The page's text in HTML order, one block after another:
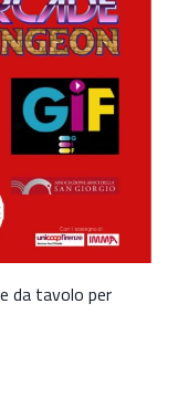
da tavolo per